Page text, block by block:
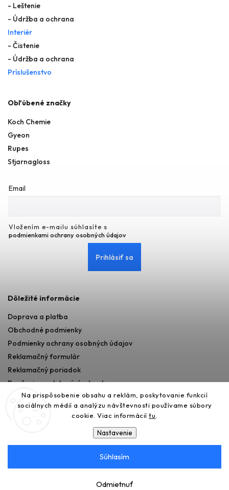
Na prispôsobenie obsahu a reklám, poskytovanie funkcií
sociálnych médií a analýzu návštevnosti používame súbory
cookie. Viac informáciítu
Nastavenie
Odmietnuť
Súhlasím
- Leštenie
- Údržba a ochrana
Interiér
- Čistenie
- Údržba a ochrana
Príslušenstvo
Obľúbené značky
Koch Chemie
Gyeon
Rupes
Stjarnagloss
Email
Vložením e-mailu súhlasíte s
podmienkami ochrany osobných údajov
Prihlásiť sa
Dôležité informácie
Doprava a platba
Obchodné podmienky
Podmienky ochrany osobných údajov
Reklamačný formulár
Reklamačný poriadok
Poučenie o odstupéní od zmluvy
Copyright 2026365AUTO. Všetky práva vyhradené.